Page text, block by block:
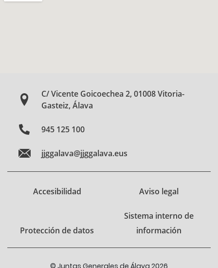
C/ Vicente Goicoechea 2, 01008 Vitoria-
Gasteiz, Álava
945 125 100
jjggalava@jjggalava.eus
Accesibilidad Aviso legal
Protección de datos
Sistema interno de
información